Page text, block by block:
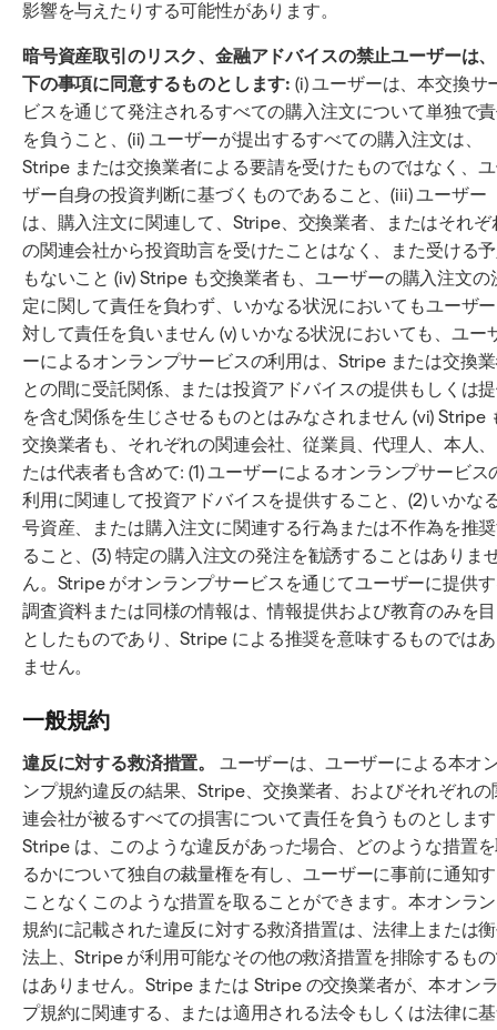
影響を与えたりする可能性があります。
暗号資産取引のリスク、金融アドバイスの禁止ユーザーは
下の事項に同意するものとします: (i) ユーザーは、本交換サ
ビスを通じて発注されるすべての購入注文について単独で
を負うこと、(ii) ユーザーが提出するすべての購入注文は、
Stripe または交換業者による要請を受けたものではなく、
ザー自身の投資判断に基づくものであること、(iii) ユーザー
は、購入注文に関連して、Stripe、交換業者、またはそれぞ
の関連会社から投資助言を受けたことはなく、また受ける
もないこと (iv) Stripe も交換業者も、ユーザーの購入注文の
定に関して責任を負わず、いかなる状況においてもユーザ
対して責任を負いません (v) いかなる状況においても、ユー
ーによるオンランプサービスの利用は、Stripe または交換
との間に受託関係、または投資アドバイスの提供もしくは
を含む関係を生じさせるものとはみなされません (vi) Stripe
交換業者も、それぞれの関連会社、従業員、代理人、本人
たは代表者も含めて: (1) ユーザーによるオンランプサービス
利用に関連して投資アドバイスを提供すること、(2) いかな
号資産、または購入注文に関連する行為または不作為を推
ること、(3) 特定の購入注文の発注を勧誘することはありま
ん。Stripe がオンランプサービスを通じてユーザーに提供
調査資料または同様の情報は、情報提供および教育のみを
としたものであり、Stripe による推奨を意味するものでは
ません。
一般規約
違反に対する救済措置。
ユーザーは、ユーザーによる本オ
ンプ規約違反の結果、Stripe、交換業者、およびそれぞれの
連会社が被るすべての損害について責任を負うものとしま
Stripe は、このような違反があった場合、どのような措置
るかについて独自の裁量権を有し、ユーザーに事前に通知
ことなくこのような措置を取ることができます。本オンラ
規約に記載された違反に対する救済措置は、法律上または
法上、Stripe が利用可能なその他の救済措置を排除するも
はありません。Stripe または Stripe の交換業者が、本オン
プ規約に関連する、または適用される法令もしくは法律に